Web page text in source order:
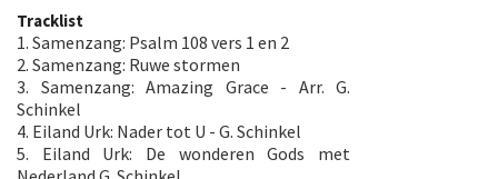
Tracklist
1. Samenzang: Psalm 108 vers 1 en 2
2. Samenzang: Ruwe stormen
3. Samenzang: Amazing Grace - Arr. G.
Schinkel
4. Eiland Urk: Nader tot U - G. Schinkel
5. Eiland Urk: De wonderen Gods met